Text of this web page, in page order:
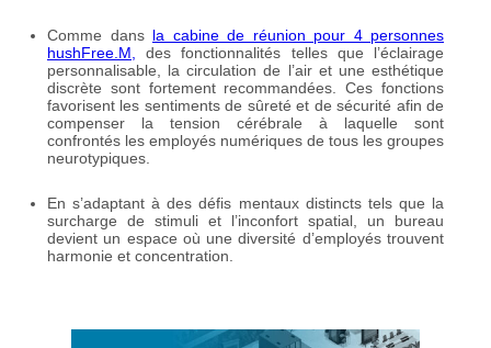
Comme dans la cabine de réunion pour 4 personnes
hushFree.M,
des fonctionnalités telles que l’éclairage
personnalisable, la circulation de l’air et une esthétique
discrète sont fortement recommandées. Ces fonctions
favorisent les sentiments de sûreté et de sécurité afin de
compenser la tension cérébrale à laquelle sont
confrontés les employés numériques de tous les groupes
neurotypiques.
En s’adaptant à des défis mentaux distincts tels que la
surcharge de stimuli et l’inconfort spatial, un bureau
devient un espace où une diversité d’employés trouvent
harmonie et concentration.